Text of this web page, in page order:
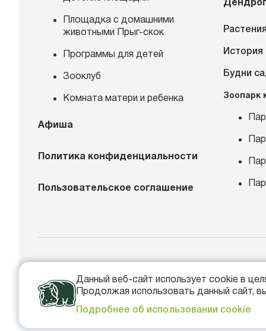
Данный веб-сайт использует cookie в
Продолжая использовать данный сайт,
Подробнее об использовании cookie
Площадка с домашними
животными Прыг-скок
Программы для детей
Зооклуб
Комната матери и ребенка
Афиша
Политика конфиденциальности
Пользовательское соглашение
Будни
Зоопарк